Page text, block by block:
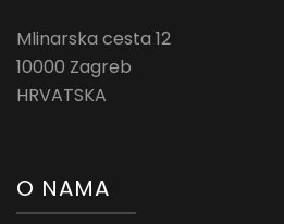
Mlinarska cesta 12
10000 Zagreb
HRVATSKA
O NAMA